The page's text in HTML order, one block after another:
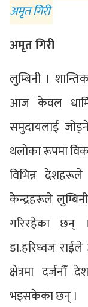
अमृत गिरी
अमृत गिरी
लुम्बिनी ।
आज केवल
समुदायलाई
थलोका रूपमा
विभिन्न
केन्द्रहरूले
गरिरहेका छन्
डा.हरिध्वज
क्षेत्रमा दर्जनौँ
भइसकेका छन् ।